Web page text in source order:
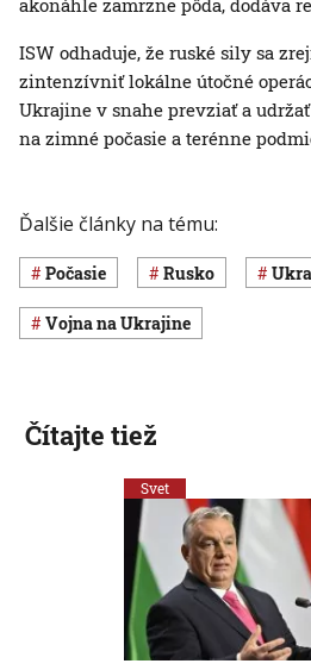
akonáhle zamrzne pôda, dodáva
ISW odhaduje, že ruské sily sa
zintenzívniť lokálne útočné
Ukrajine v snahe prevziať a
na zimné počasie a terénne
Ďalšie články na tému:
Počasie Rusko
vojna na Ukrajine
Čítajte tiež
Svet